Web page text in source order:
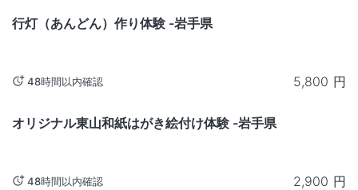
行灯（あんどん）作り体験 -岩手県
48時間以内確認 5,800 円
オリジナル東山和紙はがき絵付け体験 -岩手県
48時間以内確認 2,900 円